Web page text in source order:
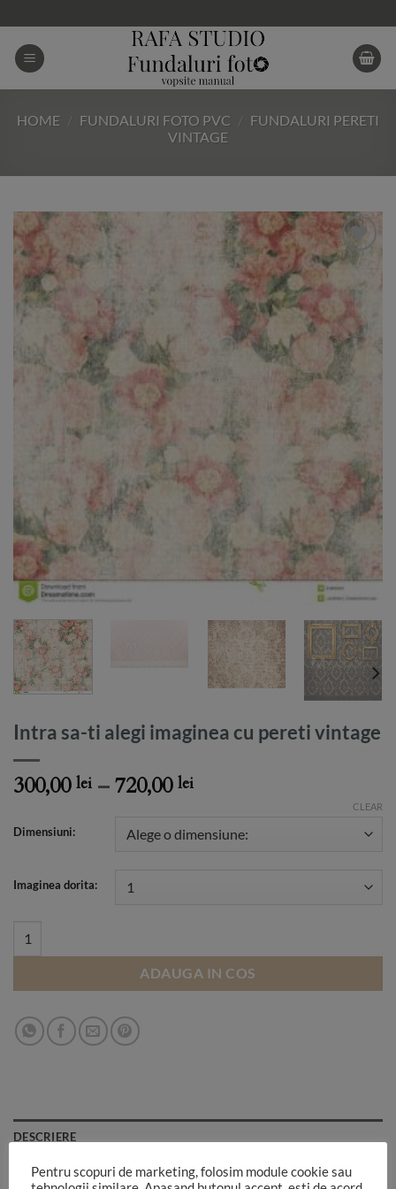
to
content
HOME FUNDALURI FOTO PVC
FUNDALURI PERETI
VINTAGE
Add to
Wishlist
Intra sa-ti alegi imaginea cu pereti vintage
300,00 lei –720,00 leiPrice
300,00 lei
through
Dimensiuni:
Imaginea dorita:
CLEAR
ADAUGA IN COS
DESCRIERE
INFORMATII SUPLIMENTARE
Pentru scopuri de marketing, folosim module cookie sau